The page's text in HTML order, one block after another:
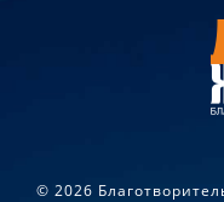
© 2026